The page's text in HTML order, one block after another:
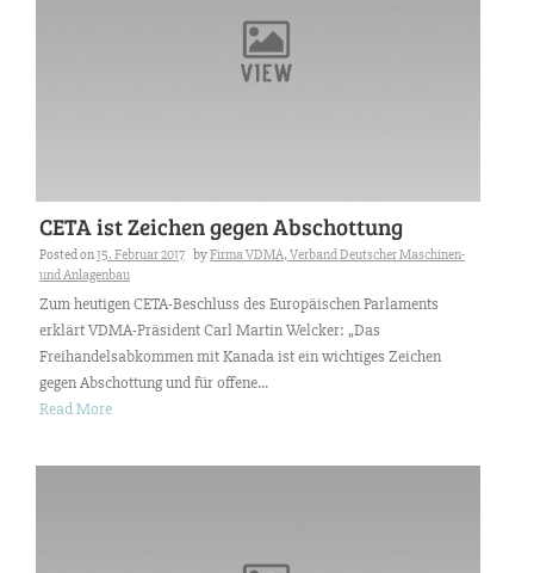
CETA ist Zeichen gegen Abschottung
Posted on15. Februar 2017 byFirma VDMA, Verband Deutscher Maschinen-
und Anlagenbau
Zum heutigen CETA-Beschluss des Europäischen Parlaments
erklärt VDMA-Präsident Carl Martin Welcker: „Das
Freihandelsabkommen mit Kanada ist ein wichtiges Zeichen
gegen Abschottung und für offene...
Read More